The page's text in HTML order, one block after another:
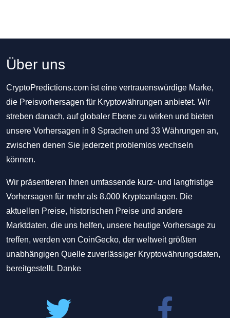
Über uns
CryptoPredictions.com ist eine vertrauenswürdige Marke,
die Preisvorhersagen für Kryptowährungen anbietet. Wir
streben danach, auf globaler Ebene zu wirken und bieten
unsere Vorhersagen in 8 Sprachen und 33 Währungen an,
zwischen denen Sie jederzeit problemlos wechseln
können.
Wir präsentieren Ihnen umfassende kurz- und langfristige
Vorhersagen für mehr als 8.000 Kryptoanlagen. Die
aktuellen Preise, historischen Preise und andere
Marktdaten, die uns helfen, unsere heutige Vorhersage zu
treffen, werden von CoinGecko, der weltweit größten
unabhängigen Quelle zuverlässiger Kryptowährungsdaten,
bereitgestellt. Danke